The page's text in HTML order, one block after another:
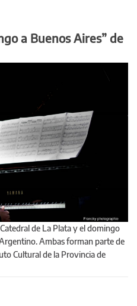
a Buenos Aires” de
de La Plata y el domingo
Ambas forman parte de
Cultural de la Provincia de